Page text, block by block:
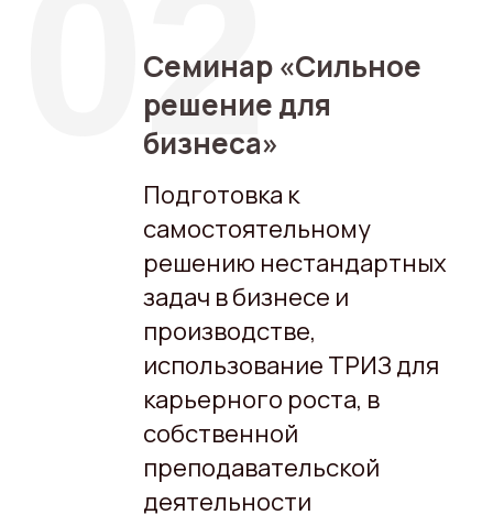
Семинар «Сильное
решение для
бизнеса»
Подготовка к
самостоятельному
решению нестандартных
задач в бизнесе и
производстве,
использование ТРИЗ для
карьерного роста, в
собственной
преподавательской
деятельности
02